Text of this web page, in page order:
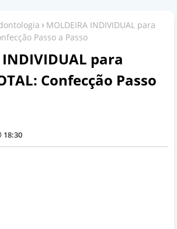
MOLDEIRA INDIVIDUAL para
Passo a Passo
INDIVIDUAL para
Confecção Passo
18:30